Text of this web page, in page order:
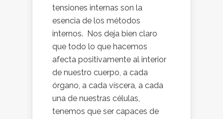
tensiones internas son la
esencia de los métodos
internos. Nos deja bien claro
que todo lo que hacemos
afecta positivamente al interior
de nuestro cuerpo, a cada
órgano, a cada víscera, a cada
una de nuestras células,
tenemos que ser capaces de